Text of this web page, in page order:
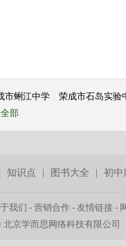
市蜊江中学
荣成市石岛实验
部
知识点 图书大全 |初中
我们 -营销合作 -友情链接 -
京学而思网络科技有限公司